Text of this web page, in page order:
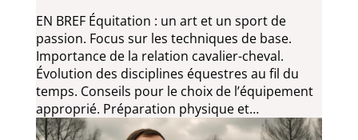
EN BREF Équitation : un art et un sport de
passion. Focus sur les techniques de base.
Importance de la relation cavalier-cheval.
Évolution des disciplines équestres au fil du
temps. Conseils pour le choix de l’équipement
approprié. Préparation physique et…